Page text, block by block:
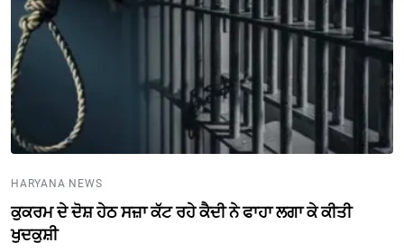
HARYANA NEWS
ਕੁਕਰਮ ਦੇ ਦੋਸ਼ ਹੇਠ ਸਜ਼ਾ ਕੱਟ ਰਹੇ ਕੈਦੀ ਨੇ ਫਾਹਾ ਲਗਾ ਕੇ ਕੀਤੀ
ਖੁਦਕੁਸ਼ੀ